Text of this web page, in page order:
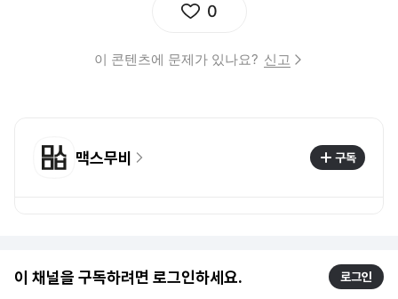
0
이 콘텐츠에 문제가 있나요? 신고
맥스무비 구독
이 채널을 구독하려면 로그인하세요. 로그인